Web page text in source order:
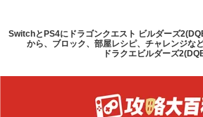
SwitchとPS4にドラゴンクエスト ビルダーズ
から、ブロック、部屋レシピ、チャレンジな
ドラクエビルダーズ